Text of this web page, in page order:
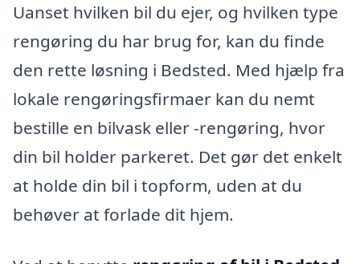
Uanset hvilken bil du ejer, og hvilken type
rengøring du har brug for, kan du finde
den rette løsning i Bedsted. Med hjælp fra
lokale rengøringsfirmaer kan du nemt
bestille en bilvask eller -rengøring, hvor
din bil holder parkeret. Det gør det enkelt
at holde din bil i topform, uden at du
behøver at forlade dit hjem.